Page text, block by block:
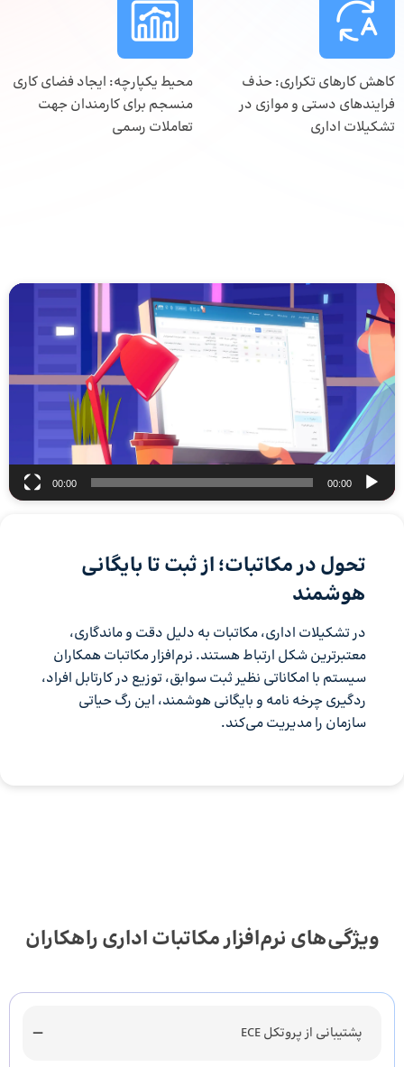
کاهش کارهای تکراری: حذف
فرایندهای دستی و موازی در
تشکیلات اداری
محیط یکپارچه: ایجاد فضای کاری
منسجم برای کارمندان جهت
تعاملات رسمی
نمایشگر
ویدیو
00:00
00:00
تحول در مکاتبات؛ از ثبت تا بایگانی
هوشمند
در تشکیلات اداری، مکاتبات به دلیل دقت و ماندگاری،
معتبرترین شکل ارتباط هستند. نرم‌افزار مکاتبات همکاران
سیستم با امکاناتی نظیر ثبت سوابق، توزیع در کارتابل افراد،
ردگیری چرخه نامه و بایگانی هوشمند، این رگ حیاتی
سازمان را مدیریت می‌کند.
ویژگی‌های نرم‌افزار مکاتبات اداری راهکاران
پشتیبانی از پروتکل ECE